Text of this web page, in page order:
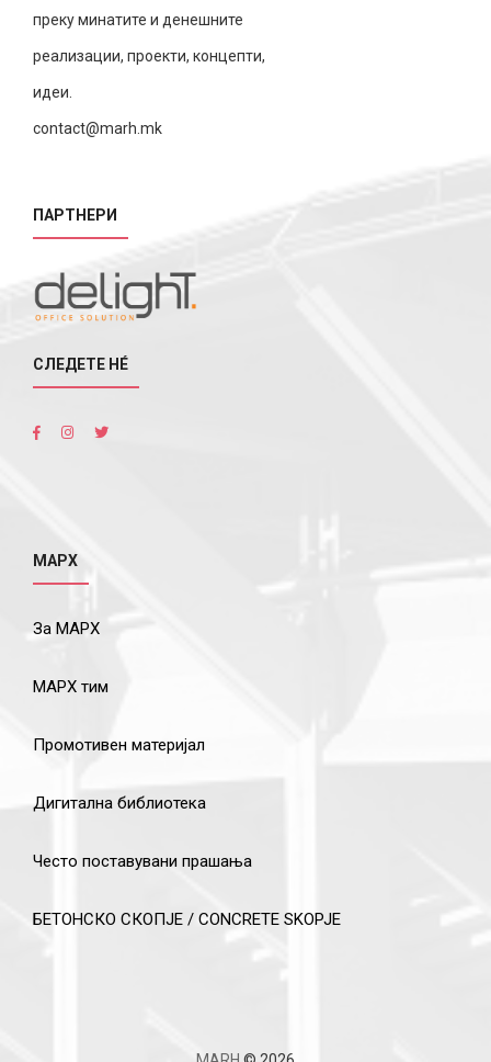
преку минатите и денешните
реализации, проекти, концепти,
идеи.
contact@marh.mk
ПАРТНЕРИ
СЛЕДЕТЕ НÉ
МАРХ
За МАРХ
МАРХ тим
Промотивен материјал
Дигитална библиотека
Често поставувани прашања
БЕТОНСКО СКОПЈЕ / CONCRETE SKOPJE